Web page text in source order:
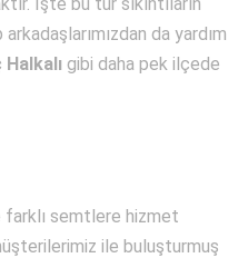
da yardım
gibi daha pek ilçede
farklı semtlere hizmet
ile buluşturmuş